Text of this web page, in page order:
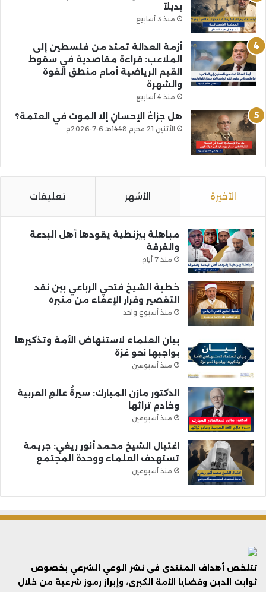
بديلاً
منذ 3 أسابيع
أزمة العدالة تمتد من فلسطين إلى
الملاعب: قراءة مقاصدية في سقوط
القيم الرياضية أمام منطق القوة
والشهرة
منذ 4 أسابيع
هل جزاءُ الإحسانِ إلا الموت في العتمة؟
الأثنين 21 محرم 1448هـ 6-7-2026م
الأخيرة الأشهر تعليقات
مباهلة بيزنطية يقودها أهل البدعة
والفرقة
منذ 7 أيام
خطبة الشيخ فتحي الرباعي بين نقد
التقصير وقرار الإعفاء من منبره
منذ أسبوع واحد
بيان العلماء لاستنهاض الأمة وتذكيرها
بواجبها نحو غزة
منذ أسبوعين
الدكتور مازن المبارك: سيرةُ عالمِ العربية
وخادمِ تراثها
منذ أسبوعين
اغتيال الشيخ محمد أنور ريغي: جريمة
تستهدف العلماء ووحدة المجتمع
منذ أسبوعين
تتلخص أهداف المنتدى فى نشر الوعي الشرعي بخصوص
ثوابت الدين وقضايا الأمة الكبرى، وإبراز رموز شرعية من خلال